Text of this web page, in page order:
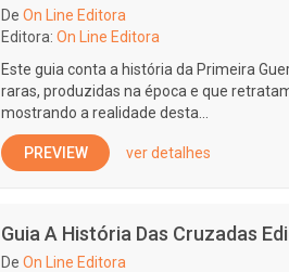
De On Line Editora
Editora: On Line Editora
Este guia conta a história da Primeira
raras, produzidas na época e que
mostrando a realidade desta...
PREVIEW ver detalhes
Guia A História Das Cruzadas
De On Line Editora